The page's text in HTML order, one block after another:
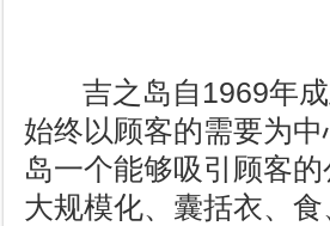
吉之岛自1969年成
始终以顾客的需要为
岛一个能够吸引顾客
大规模化、囊括衣、